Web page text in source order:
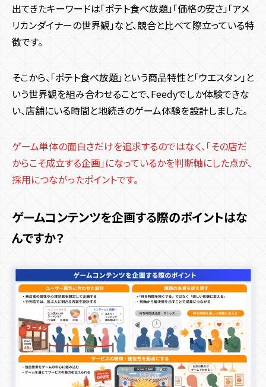
出てきたキーワードは「ポテト食べ放題」「価格の安さ」「アメ
リカンダイナーの世界観」など、競合と比べて際立っている特
徴です。
そこから、「ポテト食べ放題」という商品特性と「ウエスタン」と
いう世界観を組み合わせることで、Feedyでしか体験できな
い、店舗にいる時間と地続きのゲーム体験を設計しました。
ゲーム単体の面白さだけを追求するのではなく、「その店だ
からこそ成立する企画」になっているかを判断軸にした点が、
採用につながったポイントです。
ゲームコンテンツを企画する際のポイントはな
んですか？